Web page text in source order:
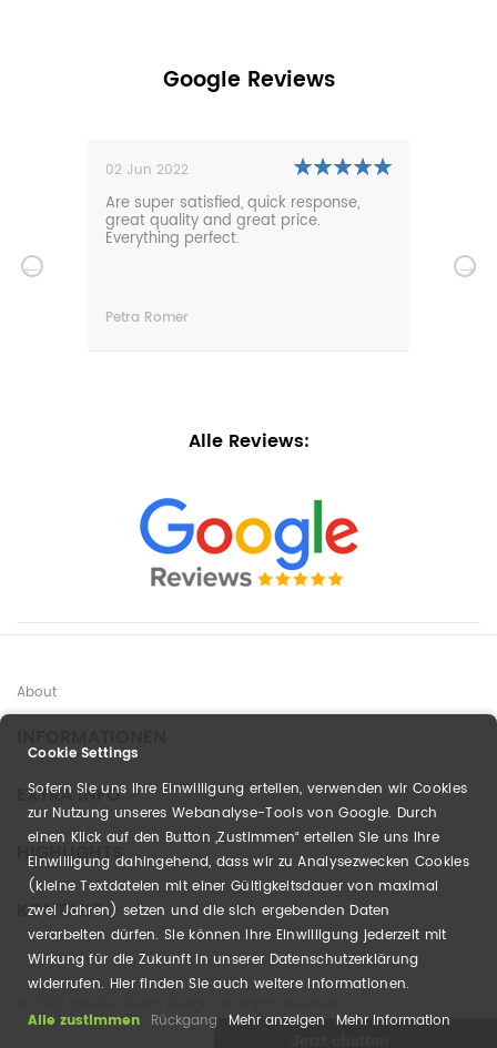
Google Reviews
02 Jun 2022
Are super satisfied, quick response,
great quality and great price.
Everything perfect.
Petra Romer
Alle Reviews:
About
EXTRA INFO
HIGHLIGHTS
KONTAKT
Cookie Settings
Sofern Sie uns Ihre Einwilligung erteilen, verwenden wir Cookies
zur Nutzung unseres Webanalyse-Tools von Google. Durch
einen Klick auf den Button „Zustimmen“ erteilen Sie uns Ihre
Einwilligung dahingehend, dass wir zu Analysezwecken Cookies
(kleine Textdateien mit einer Gültigkeitsdauer von maximal
zwei Jahren) setzen und die sich ergebenden Daten
verarbeiten dürfen. Sie können Ihre Einwilligung jederzeit mit
Wirkung für die Zukunft in unserer Datenschutzerklärung
widerrufen. Hier finden Sie auch weitere Informationen.
Alle zustimmen Rückgang Mehr anzeigen Mehr Information